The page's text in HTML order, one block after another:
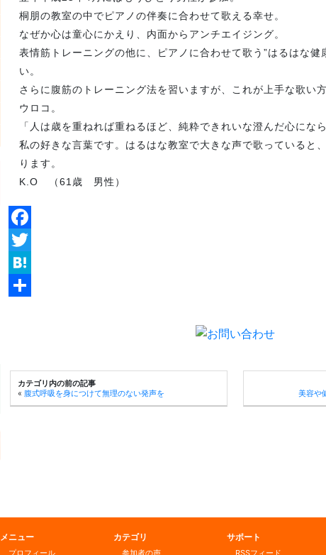
桐朋の教室の中でピアノの伴奏に合わせて歌える幸せ。
なぜか心は童心にかえり、内面からアンチエイジング。
表情筋トレーニングの他に、ピアノに合わせて歌う”はるはな健
い。
さらに腹筋のトレーニング法を習いますが、これが上手な歌い
ウロコ。
「人は歳を重ねれば重ねるほど、純粋できれいな澄んだ心にな
私の好きな言葉です。はるはな教室で大きな声で歌っていると
ります。
K.O （61歳 男性）
Facebook
Twitter
Hatena
カテゴリ内の前の記事
« 腹式呼吸を身につけて無理のない発声を 美容や
メニュー
プロフィール
カテゴリ
参加者の声
サポート
RSSフィード